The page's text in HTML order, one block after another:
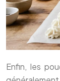
Enfin, les